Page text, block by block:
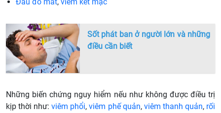
Sốt phát ban ở người lớn và những
điều cần biết
Những biến chứng nguy hiểm nếu như không được điều trị
kịp thời như:viêm phổi,viêm phế quản, viêm thanh quản, rối